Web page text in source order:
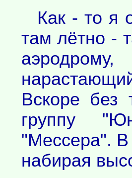
Как - то я
там лётно -
Вскоре без
группу
"Мессера". В
набирая